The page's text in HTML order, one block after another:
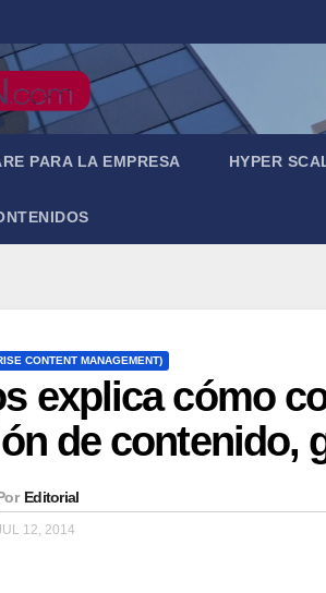
PARA LA EMPRESA HYPER
CONTENT MANAGEMENT)
explica cómo
de contenido,
Editorial
12, 2014